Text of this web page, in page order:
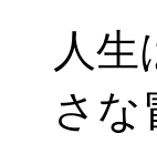
人
さな